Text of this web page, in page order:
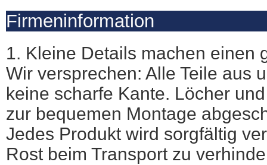
Firmeninformation
1. Kleine Details machen einen
Wir versprechen: Alle Teile aus
keine scharfe Kante. Löcher
zur bequemen Montage
Jedes Produkt wird sorgfältig
Rost beim Transport zu